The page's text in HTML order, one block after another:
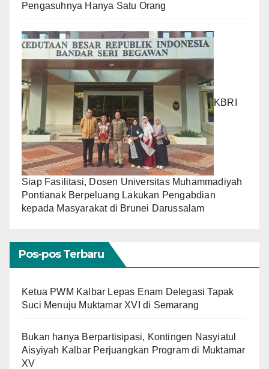
Pengasuhnya Hanya Satu Orang
KBRI
Siap Fasilitasi, Dosen Universitas Muhammadiyah
Pontianak Berpeluang Lakukan Pengabdian
kepada Masyarakat di Brunei Darussalam
Pos-pos Terbaru
Ketua PWM Kalbar Lepas Enam Delegasi Tapak
Suci Menuju Muktamar XVI di Semarang
Bukan hanya Berpartisipasi, Kontingen Nasyiatul
Aisyiyah Kalbar Perjuangkan Program di Muktamar
XV